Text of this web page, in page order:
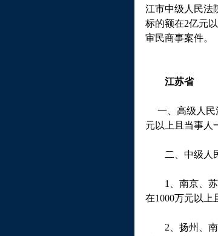
江市中级人民法
标的额在2亿元
审民商事案件。
江苏省
一、高级人民
元以上且当事人
二、中级人民
1 、南京、
在1000万元以上
2 、扬州、